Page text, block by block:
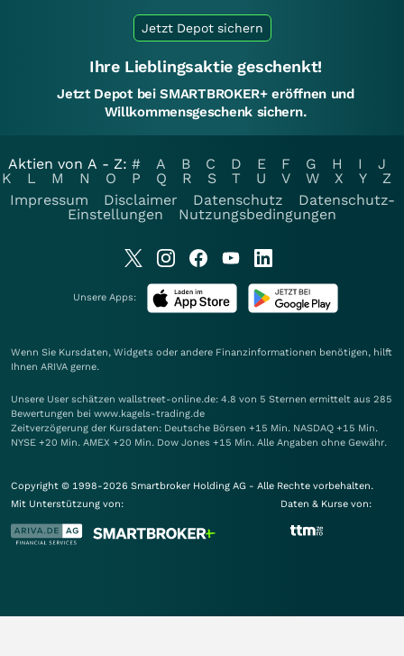
Jetzt Depot sichern
Ihre Lieblingsaktie geschenkt!
Jetzt Depot bei SMARTBROKER+ eröffnen und
Willkommensgeschenk sichern.
Aktien von A - Z: # A B C D E F G H I
J
K
L M N O P Q R S T U V W X Y
Z
Impressum
Disclaimer Datenschutz
Datenschutz-
Einstellungen
Nutzungsbedingungen
Unsere Apps:
Wenn Sie Kursdaten, Widgets oder andere Finanzinformationen benötigen, hilft
Ihnen ARIVA gerne.
Unsere User schätzen wallstreet-online.de: 4.8 von 5 Sternen ermittelt aus 285
Bewertungen bei www.kagels-trading.de
Zeitverzögerung der Kursdaten: Deutsche Börsen +15 Min. NASDAQ +15 Min.
NYSE +20 Min. AMEX +20 Min. Dow Jones +15 Min. Alle Angaben ohne Gewähr.
Copyright © 1998-2026 Smartbroker Holding AG - Alle Rechte vorbehalten.
Mit Unterstützung von:
Daten & Kurse von: